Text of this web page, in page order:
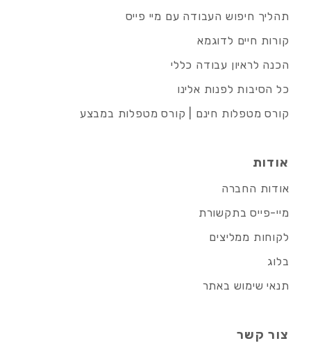
תהליך חיפוש העבודה עם מיי פייס
קורות חיים לדוגמא
הכנה לראיון עבודה כללי
כל הסיבות לפנות אלינו
קורס מטפלות חינם | קורס מטפלות במבצע
אודות
אודות החברה
מיי-פייס בתקשורת
לקוחות ממליצים
בלוג
תנאי שימוש באתר
צור קשר